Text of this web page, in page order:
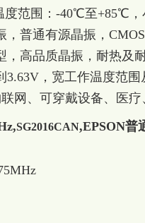
度范围：-40℃至+85℃，
，普通有源晶振，
，高品质晶振，耐热及
，宽工作温度范围
网、可穿戴设备、医
SG2016CAN,EPSON普